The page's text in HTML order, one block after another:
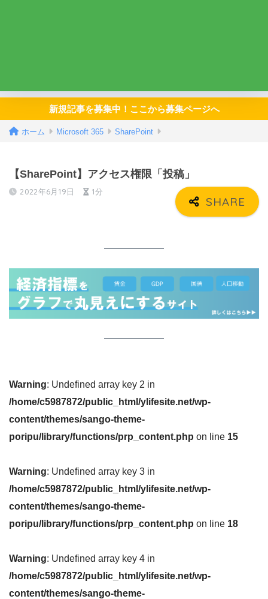
新規記事を募集中！ここから募集ページへ
ホーム Microsoft 365 SharePoint
【SharePoint】アクセス権限「投稿」
2022年6月19日 1分
Warning: Undefined array key 2 in
/home/c5987872/public_html/ylifesite.net/wp-
content/themes/sango-theme-
poripu/library/functions/prp_content.php on line 15
Warning: Undefined array key 3 in
/home/c5987872/public_html/ylifesite.net/wp-
content/themes/sango-theme-
poripu/library/functions/prp_content.php on line 18
Warning: Undefined array key 4 in
/home/c5987872/public_html/ylifesite.net/wp-
content/themes/sango-theme-